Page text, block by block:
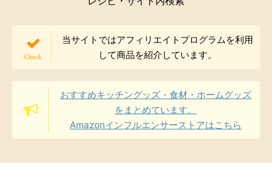
当サイトではアフィリエイトプログラムを利用
して商品を紹介しています。
おすすめキッチングッズ・食材・ホームグッズ
をまとめています。
Amazonインフルエンサーストアはこちら